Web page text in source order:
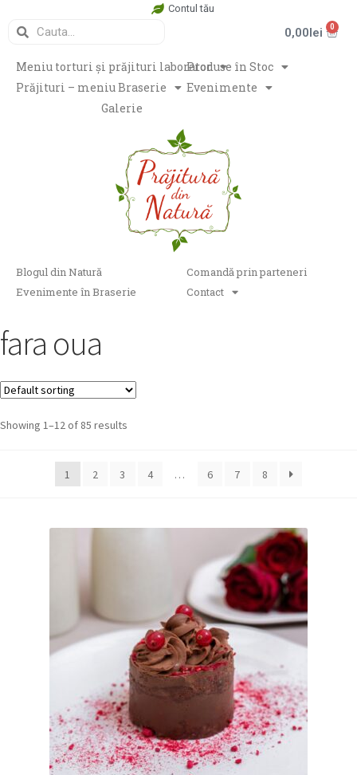
Contul tău
0,00lei 0
Meniu torturi și prăjituri laboratorProduse în Stoc
Prăjituri – meniu Braserie
Evenimente
Galerie
Blogul din Natură
Comandă prin parteneri
Evenimente în Braserie
Contact
fara oua
Showing 1–12 of 85 results
1 2 3 4 … 6 7 8